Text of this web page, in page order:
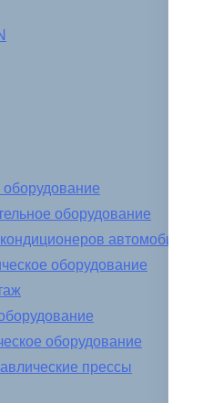
оборудование
автомобиля
оборудование
оборудование
прессы